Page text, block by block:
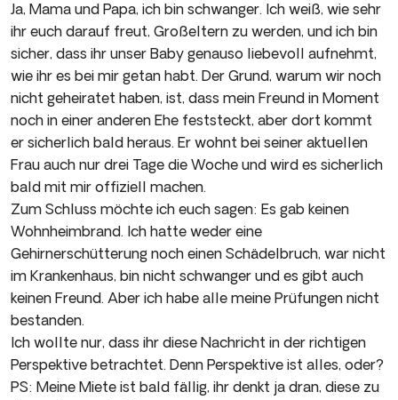
Ja, Mama und Papa, ich bin schwanger. Ich weiß, wie sehr
ihr euch darauf freut, Großeltern zu werden, und ich bin
sicher, dass ihr unser Baby genauso liebevoll aufnehmt,
wie ihr es bei mir getan habt. Der Grund, warum wir noch
nicht geheiratet haben, ist, dass mein Freund in Moment
noch in einer anderen Ehe feststeckt, aber dort kommt
er sicherlich bald heraus. Er wohnt bei seiner aktuellen
Frau auch nur drei Tage die Woche und wird es sicherlich
bald mit mir offiziell machen.
Zum Schluss möchte ich euch sagen: Es gab keinen
Wohnheimbrand. Ich hatte weder eine
Gehirnerschütterung noch einen Schädelbruch, war nicht
im Krankenhaus, bin nicht schwanger und es gibt auch
keinen Freund. Aber ich habe alle meine Prüfungen nicht
bestanden.
Ich wollte nur, dass ihr diese Nachricht in der richtigen
Perspektive betrachtet. Denn Perspektive ist alles, oder?
PS: Meine Miete ist bald fällig, ihr denkt ja dran, diese zu